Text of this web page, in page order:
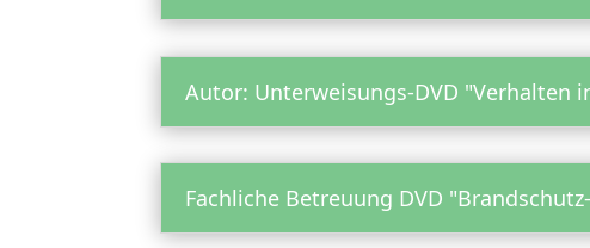
Autor: Unterweisungs-DVD "Verhalten
Fachliche Betreuung DVD